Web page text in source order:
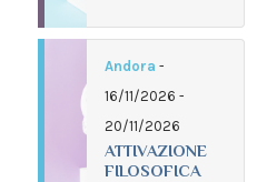
Andora -
16/11/2026 -
20/11/2026
ATTIVAZIONE
FILOSOFICA